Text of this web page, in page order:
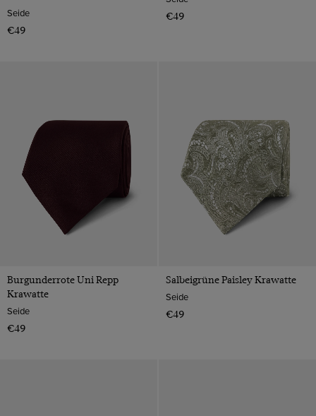
Seide
€49
€49
Burgunderrote Uni Repp
Krawatte
Seide
€49
Salbeigrüne Paisley Krawatte
Seide
€49